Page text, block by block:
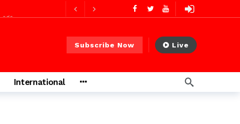
Subscribe Now Live
International